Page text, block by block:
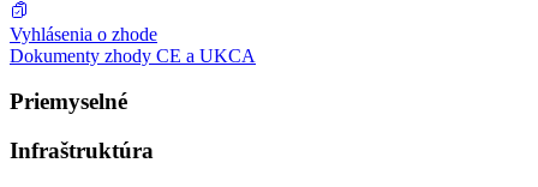
Vyhlásenia o zhode
Dokumenty zhody CE a UKCA
Priemyselné
Infraštruktúra